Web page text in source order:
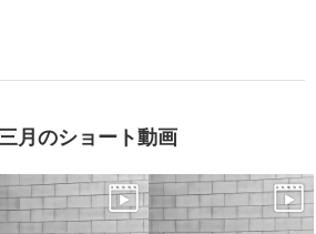
月のショート動画